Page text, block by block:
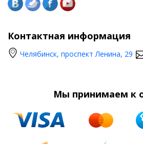
Контактная информация
Челябинск, проспект Ленина, 29
Мы принимаем к